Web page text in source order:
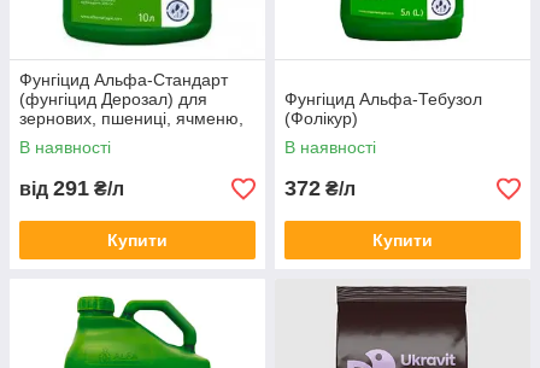
Фунгіцид Альфа-Стандарт
(фунгіцид Дерозал) для
зернових, пшениці, ячменю,
жита, буряків, соняшнику
В наявності
від 291 ₴/л
Купити
Фунгіцид Альфа-Тебузол
(Фолікур)
В наявності
372 ₴/л
Купити